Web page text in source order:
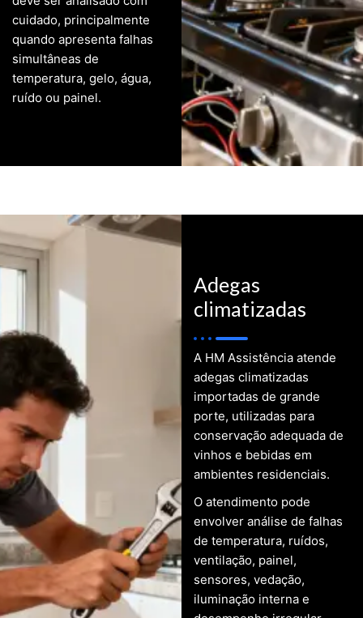
cuidado, principalmente
quando apresenta falhas
simultâneas de
temperatura, gelo, água,
ruído ou painel.
Adegas
climatizadas
A HM Assistência atende
adegas climatizadas
importadas de grande
porte, utilizadas para
conservação adequada de
vinhos e bebidas em
ambientes residenciais.
O atendimento pode
envolver análise de falhas
de temperatura, ruídos,
ventilação, painel,
sensores, vedação,
iluminação interna e